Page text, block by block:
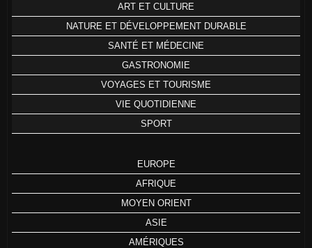
ART ET CULTURE
NATURE ET DÉVELOPPEMENT DURABLE
SANTÉ ET MÉDECINE
GASTRONOMIE
VOYAGES ET TOURISME
VIE QUOTIDIENNE
SPORT
EUROPE
AFRIQUE
MOYEN ORIENT
ASIE
AMÉRIQUES